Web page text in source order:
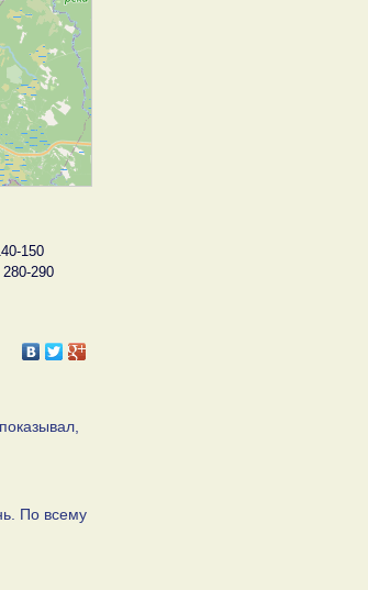
150
280-290
По всему